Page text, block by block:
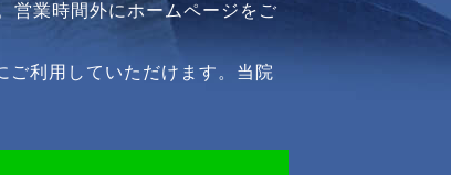
営業時間外にホームページをご
利用していただけます。当院